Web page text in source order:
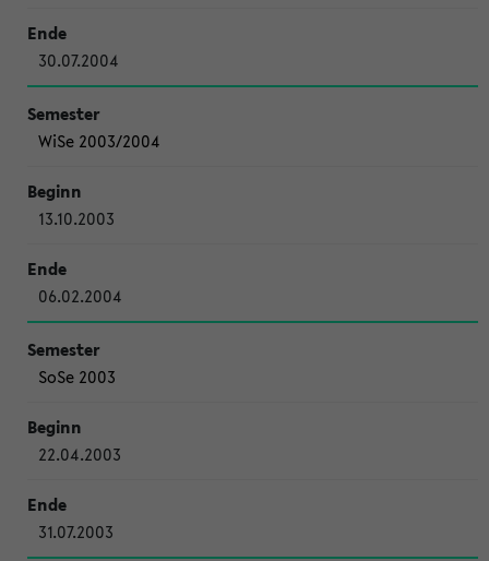
30.07.2004
WiSe 2003/2004
13.10.2003
06.02.2004
SoSe 2003
22.04.2003
31.07.2003